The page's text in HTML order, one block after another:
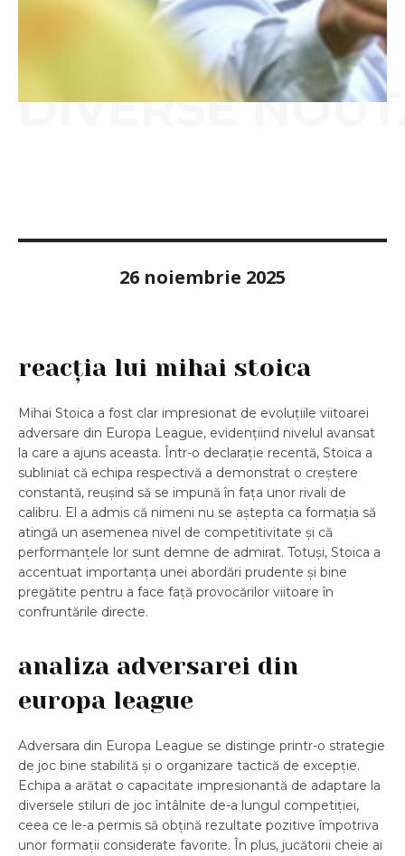
DIVERSE
26 noiembrie 2025
reacția lui mihai stoica
Mihai Stoica a fost clar impresionat de evoluțiile viitoarei
adversare din Europa League, evidențiind nivelul avansat
la care a ajuns aceasta. Într-o declarație recentă, Stoica a
subliniat că echipa respectivă a demonstrat o creștere
constantă, reușind să se impună în fața unor rivali de
calibru. El a admis că nimeni nu se aștepta ca formația să
atingă un asemenea nivel de competitivitate și că
performanțele lor sunt demne de admirat. Totuși, Stoica a
accentuat importanța unei abordări prudente și bine
pregătite pentru a face față provocărilor viitoare în
confruntările directe.
analiza adversarei din
europa league
Adversara din Europa League se distinge printr-o strategie
de joc bine stabilită și o organizare tactică de excepție.
Echipa a arătat o capacitate impresionantă de adaptare la
diversele stiluri de joc întâlnite de-a lungul competiției,
ceea ce le-a permis să obțină rezultate pozitive împotriva
unor formații considerate favorite. În plus, jucătorii cheie ai